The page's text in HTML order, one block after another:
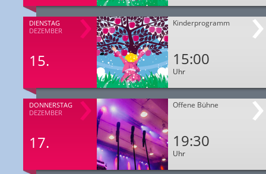
DIENSTAG
DEZEMBER
15.
Kinderprogramm
15:00
Uhr
DONNERSTAG
DEZEMBER
17.
Offene Bühne
19:30
Uhr